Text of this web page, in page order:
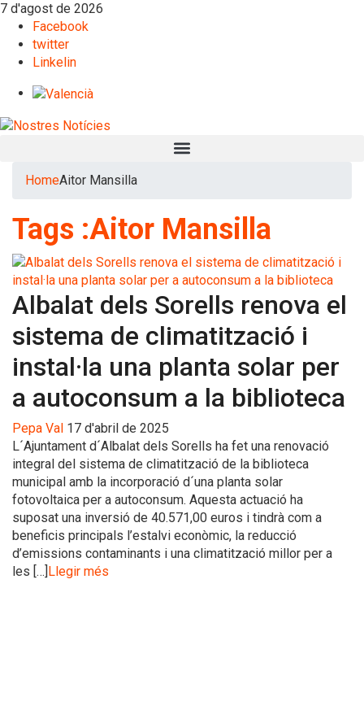
7 d'agost de 2026
Facebook
twitter
Linkelin
HomeAitor Mansilla
Tags :Aitor Mansilla
Albalat dels Sorells renova el
sistema de climatització i
instal·la una planta solar per
a autoconsum a la biblioteca
Pepa Val 17 d'abril de 2025
L´Ajuntament d´Albalat dels Sorells ha fet una renovació
integral del sistema de climatització de la biblioteca
municipal amb la incorporació d´una planta solar
fotovoltaica per a autoconsum. Aquesta actuació ha
suposat una inversió de 40.571,00 euros i tindrà com a
beneficis principals l’estalvi econòmic, la reducció
d’emissions contaminants i una climatització millor per a
les […]Llegir més